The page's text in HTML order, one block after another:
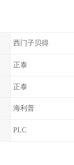
西门子贝得
正泰
正泰
海利普
PLC